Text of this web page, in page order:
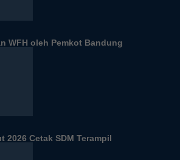
WFH oleh Pemkot Bandung
2026 Cetak SDM Terampil